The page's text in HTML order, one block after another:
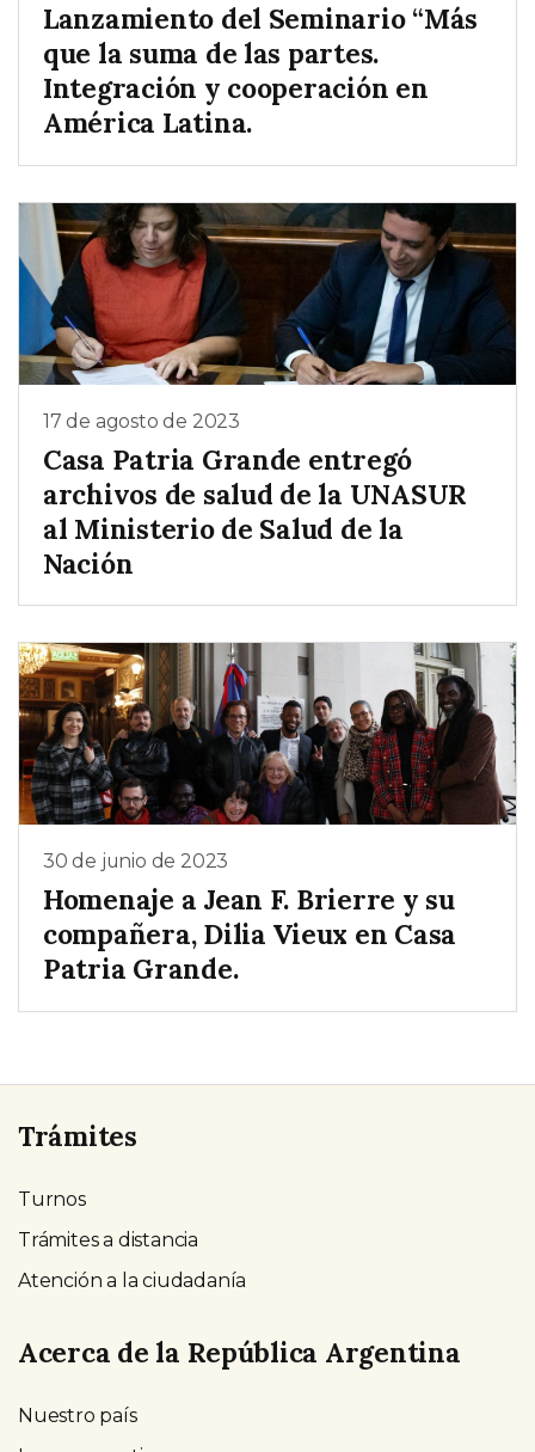
Lanzamiento del Seminario “Más
que la suma de las partes.
Integración y cooperación en
América Latina.
17 de agosto de 2023
Casa Patria Grande entregó
archivos de salud de la UNASUR
al Ministerio de Salud de la
Nación
30 de junio de 2023
Homenaje a Jean F. Brierre y su
compañera, Dilia Vieux en Casa
Patria Grande.
Trámites
Turnos
Trámites a distancia
Atención a la ciudadanía
Acerca de la República Argentina
Nuestro país